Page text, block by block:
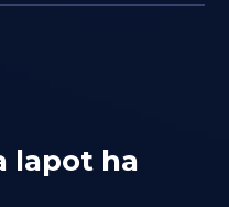
lapot ha